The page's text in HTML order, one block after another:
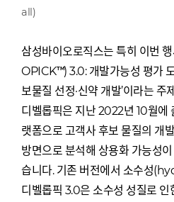
all)
삼성바이오로직스는 특히 이번
OPICK™) 3.0: 개발가능성 평가
보물질 선정·신약 개발’이라는
디벨롭픽은 지난 2022년 10월에
랫폼으로 고객사 후보 물질의 개
방면으로 분석해 상용화 가능성
습니다. 기존 버전에서 소수성
디벨롭픽 3.0은 소수성 성질로 인